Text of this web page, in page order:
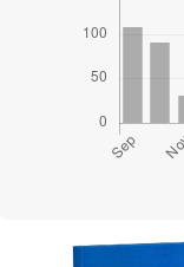
Cover